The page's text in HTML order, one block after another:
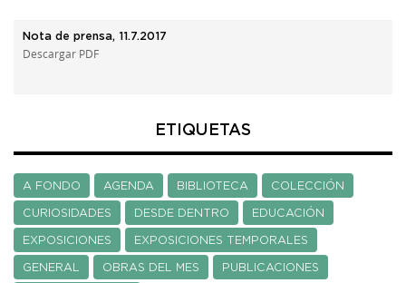
Nota de prensa, 11.7.2017
Descargar PDF
ETIQUETAS
A FONDO AGENDA BIBLIOTECA
COLECCIÓN
CURIOSIDADES
DESDE DENTRO
EDUCACIÓN
EXPOSICIONES
EXPOSICIONES TEMPORALES
GENERAL
OBRAS DEL MES
PUBLICACIONES